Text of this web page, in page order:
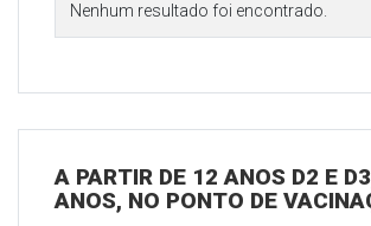
Nenhum resultado foi encontrado.
A PARTIR DE 12 ANOS D2 E
ANOS, NO PONTO DE